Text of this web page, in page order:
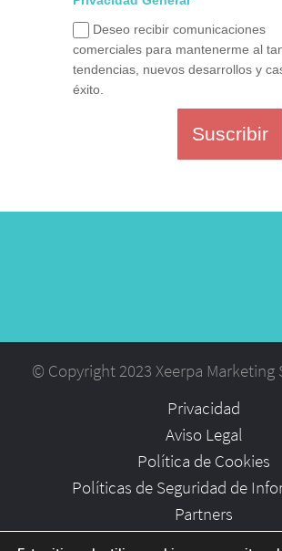
Deseo recibir comunicaciones
comerciales para mantenerme al
tendencias, nuevos desarrollos y
éxito.
Suscribir
© Copyright 2023 Xeerpa Marketing
Privacidad
Aviso Legal
Política de Cookies
Políticas de Seguridad de
Partners